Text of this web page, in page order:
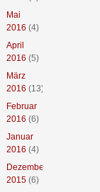
Mai
2016 (4)
April
2016 (5)
März
2016 (13)
Februar
2016 (6)
Januar
2016 (4)
Dezember
2015(6)